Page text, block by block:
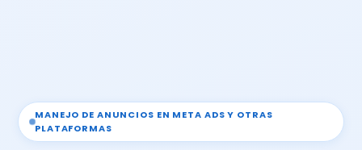
MANEJO DE ANUNCIOS EN META ADS Y OTRAS
PLATAFORMAS